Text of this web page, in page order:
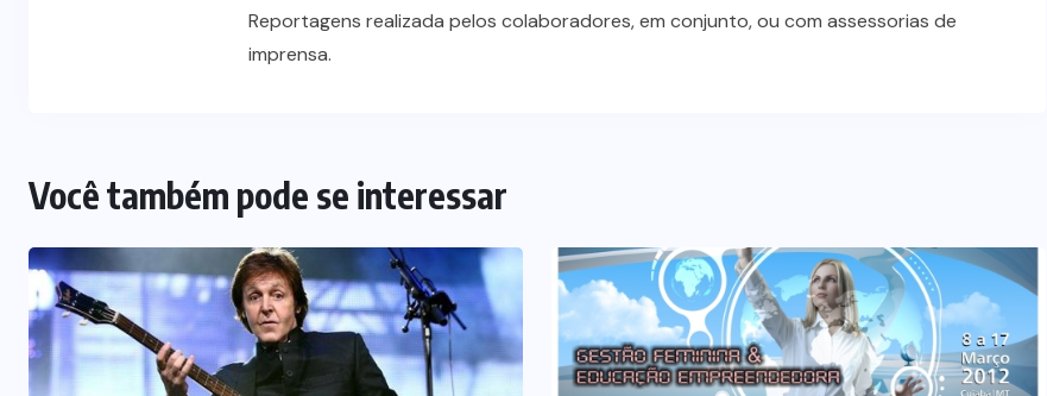
Reportagens realizada pelos colaboradores, em conjunto, ou com assessorias de
imprensa.
Você também pode se interessar